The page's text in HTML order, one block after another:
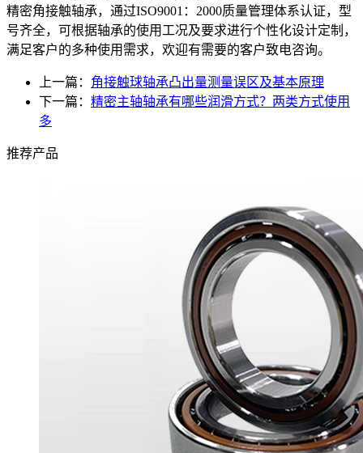
精密角接触轴承，通过ISO9001：2000质量管理体系认证，型
号齐全，可根据轴承的使用工况及要求进行个性化设计定制，
满足客户的多种使用需求，欢迎有需要的客户致电咨询。
上一篇： 角接触球轴承凸出量测量误区及基本原理
下一篇： 精密主轴轴承有哪些润滑方式？两类方式使用
多
推荐产品